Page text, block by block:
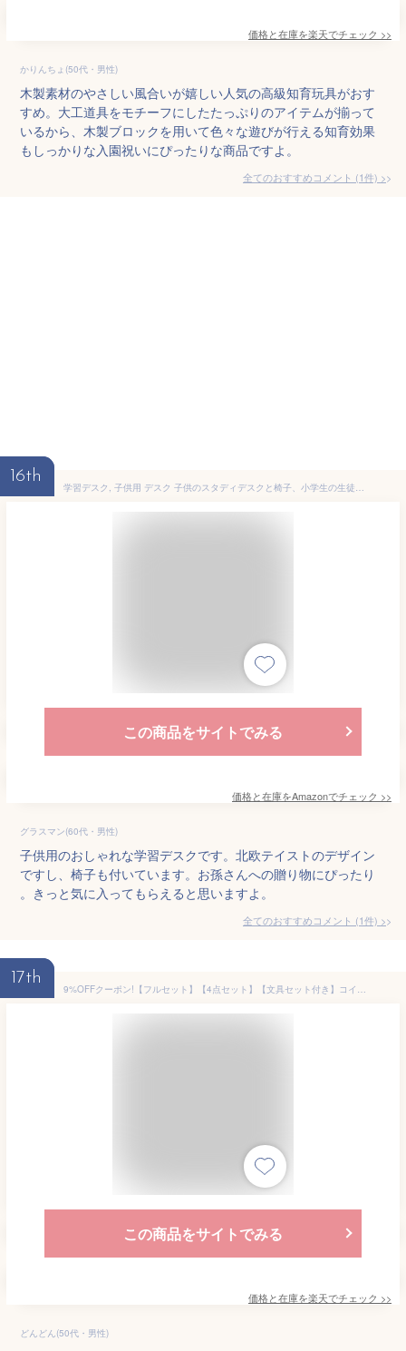
価格と在庫を楽天でチェック >>
かりんちょ(50代・男性)
木製素材のやさしい風合いが嬉しい人気の高級知育玩具がおす
すめ。大工道具をモチーフにしたたっぷりのアイテムが揃って
いるから、木製ブロックを用いて色々な遊びが行える知育効果
もしっかりな入園祝いにぴったりな商品ですよ。
全てのおすすめコメント (1件) >
16th
学習デスク, 子供用 デスク 子供のスタディデスクと椅子、小学生の生徒、ホームライティングデスク、椅子セット、チルトデスクトップ、上げられ、と椅子がセットになった (Color : Brown, Size : 80cm)
この商品をサイトでみる
価格と在庫をAmazonでチェック >>
グラスマン(60代・男性)
子供用のおしゃれな学習デスクです。北欧テイストのデザイン
ですし、椅子も付いています。お孫さんへの贈り物にぴったり
。きっと気に入ってもらえると思いますよ。
全てのおすすめコメント (1件) >
17th
9%OFFクーポン!【フルセット】【4点セット】【文具セット付き】コイズミ 2026年 学習机 CDコンパクト ハート CDR デスク チェア デスクマット カーペット カラーデスク 学習デスク/勉強机/koizumi
この商品をサイトでみる
価格と在庫を楽天でチェック >>
どんどん(50代・男性)